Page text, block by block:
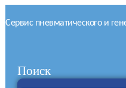
Сервис пневматического и
Поиск